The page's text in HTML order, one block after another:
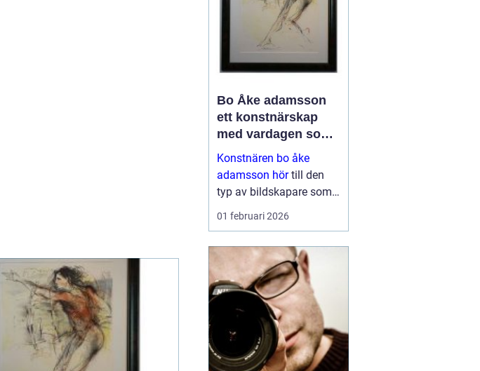
Bo Åke adamsson
ett konstnärskap
med vardagen som
scen
Konstnären bo åke
adamsson hörtill den
typ av bildskapare som
ofta upptäcks av en
galleriutställning eller
bland hundratals namn i
en webbutik. När blicken
väl fastnar st...
01 februari 2026